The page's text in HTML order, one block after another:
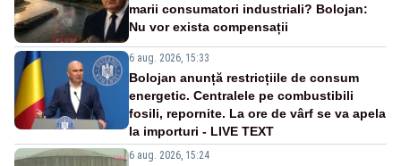
marii consumatori industriali? Bolojan:
Nu vor exista compensații
6 aug. 2026, 15:33
Bolojan anunță restricțiile de consum
energetic. Centralele pe combustibili
fosili, repornite. La ore de vârf se va apela
la importuri - LIVE TEXT
6 aug. 2026, 15:24